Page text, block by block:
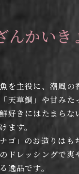
んかいき
を主役に、潮風の
天草鯛」や甘みた
好きにはたまらな
ます。
ゴ」のお造りはも
ドレッシングで爽
逸品です。